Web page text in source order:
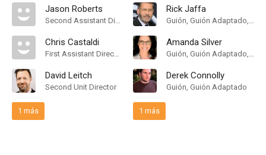
Jason Roberts
Second Assistant Director
Chris Castaldi
First Assistant Director
David Leitch
Second Unit Director
1 más
Rick Jaffa
Guión, Guión Adaptado, Historia
Amanda Silver
Guión, Guión Adaptado, Historia
Derek Connolly
Guión, Guión Adaptado
1 más